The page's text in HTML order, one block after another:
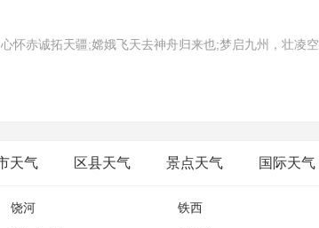
怀赤诚拓天疆;嫦娥飞天去神舟归来也;梦启九州，壮凌空
尖，创国际一流;诚信爱，续世纪航天。
天气 区县天气 景点天气 国际天气
饶河 铁西